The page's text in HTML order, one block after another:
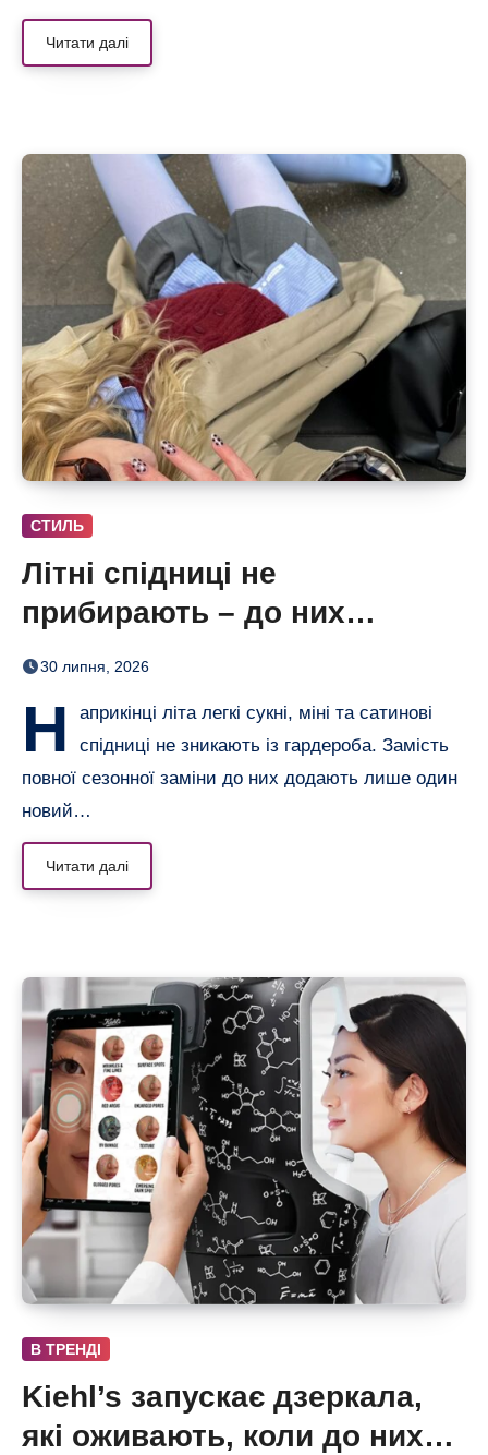
Читати далі
СТИЛЬ
Літні спідниці не
прибирають – до них
додають кольорові колготки
30 липня, 2026
Н
априкінці літа легкі сукні, міні та сатинові
спідниці не зникають із гардероба. Замість
повної сезонної заміни до них додають лише один
новий…
Читати далі
В ТРЕНДІ
Kiehl’s запускає дзеркала,
які оживають, коли до них